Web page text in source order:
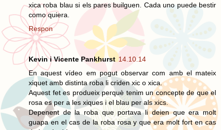
xica roba blau si els pares builguen. Cada uno puede bestir
como quiera.
Respon
Kevin i Vicente Pankhurst 14.10.14
En aquest vídeo em pogut observar com amb el mateix
xiquet amb distinta roba li criden xic o xica.
Aquest fet es produeix perquè tenim un concepte de que el
rosa es per a les xiques i el blau per als xics.
Depenent de la roba que portava li deien que era molt
guapa en el cas de la roba rosa y que era molt fort en cas